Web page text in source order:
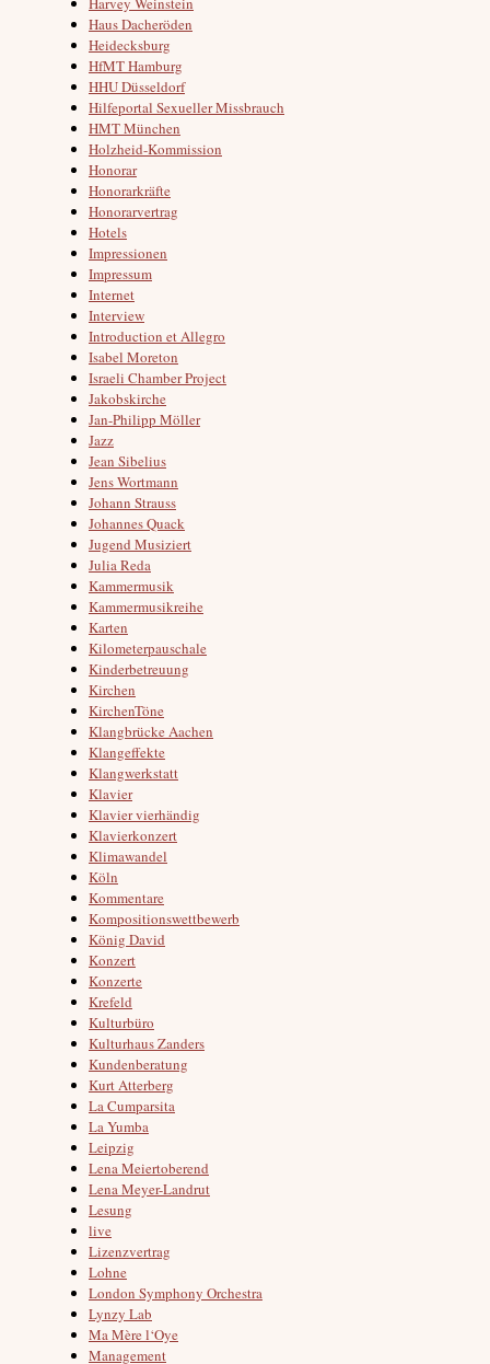
Haus Dacheröden
Heidecksburg
HfMT Hamburg
HHU Düsseldorf
Hilfeportal Sexueller Missbrauch
HMT München
Holzheid-Kommission
Honorar
Honorarkräfte
Honorarvertrag
Hotels
Impressionen
Impressum
Internet
Interview
Introduction et Allegro
Isabel Moreton
Israeli Chamber Project
Jakobskirche
Jan-Philipp Möller
Jazz
Jean Sibelius
Jens Wortmann
Johann Strauss
Johannes Quack
Jugend Musiziert
Julia Reda
Kammermusik
Kammermusikreihe
Karten
Kilometerpauschale
Kinderbetreuung
Kirchen
KirchenTöne
Klangbrücke Aachen
Klangeffekte
Klangwerkstatt
Klavier
Klavier vierhändig
Klavierkonzert
Klimawandel
Köln
Kommentare
Kompositionswettbewerb
König David
Konzert
Konzerte
Krefeld
Kulturbüro
Kulturhaus Zanders
Kundenberatung
Kurt Atterberg
La Cumparsita
La Yumba
Leipzig
Lena Meiertoberend
Lena Meyer-Landrut
Lesung
live
Lizenzvertrag
Lohne
London Symphony Orchestra
Lynzy Lab
Ma Mère l‘Oye
Management